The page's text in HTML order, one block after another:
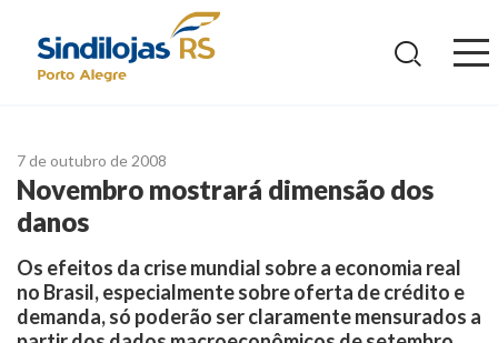
7 de outubro de 2008
Novembro mostrará dimensão dos
danos
Os efeitos da crise mundial sobre a economia real
no Brasil, especialmente sobre oferta de crédito e
demanda, só poderão ser claramente mensurados a